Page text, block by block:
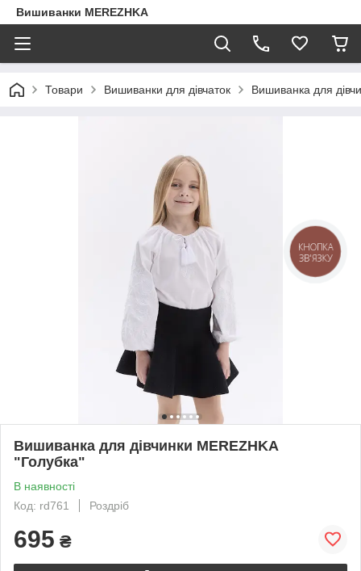
Вишиванки MEREZHKA
Товари Вишиванки для дівчаток Вишиванка для
Вишиванка для дівчинки MEREZHKA
"Голубка"
В наявності
Код: rd761
Роздріб
695 ₴
КНОПКА
ЗВ'ЯЗКУ